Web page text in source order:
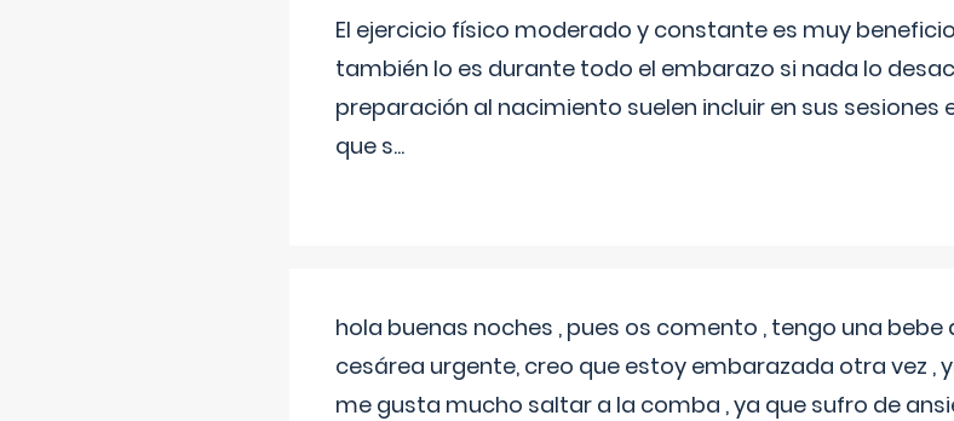
El ejercicio físico moderado y constante es muy
también lo es durante todo el embarazo si nada lo
preparación al nacimiento suelen incluir en sus sesiones
que s...
hola buenas noches , pues os comento , tengo una bebe
cesárea urgente, creo que estoy embarazada otra vez ,
me gusta mucho saltar a la comba , ya que sufro de